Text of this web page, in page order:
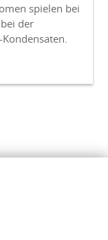
spielen bei
der